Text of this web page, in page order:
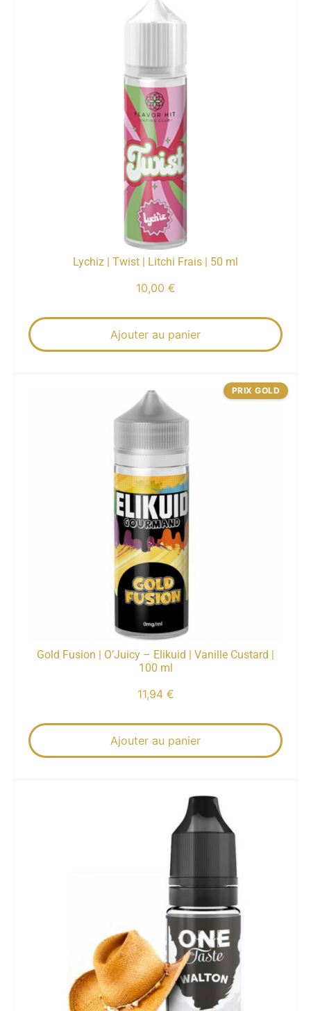
Lychiz | Twist | Litchi Frais | 50 ml
10,00 €
Ajouter au panier
Gold Fusion | O’Juicy – Elikuid | Vanille Custard |
100 ml
11,94 €
Ajouter au panier
PRIX GOLD